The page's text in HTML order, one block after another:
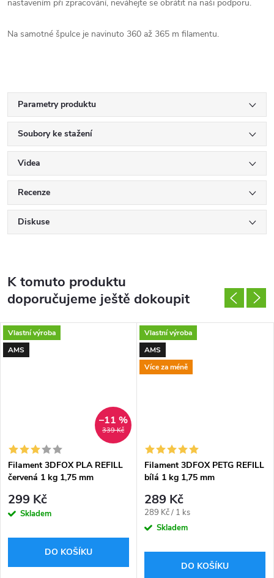
nastavením při zpracování, neváhejte se obrátit na naši podporu.
Na samotné špulce je navinuto 360 až 365 m filamentu.
Parametry produktu
Soubory ke stažení
Videa
Recenze
Diskuse
K tomuto produktu
doporučujeme ještě dokoupit
Vlastní výroba
AMS
339 Kč
–11 %
Filament 3DFOX PLA REFILL
červená 1 kg 1,75 mm
299 Kč
Skladem
DO KOŠÍKU
Vlastní výroba
AMS
Více za méně
Filament 3DFOX PETG REFILL
bílá 1 kg 1,75 mm
289 Kč
Měrná
cena:
289 Kč / 1 ks
Skladem
DO KOŠÍKU